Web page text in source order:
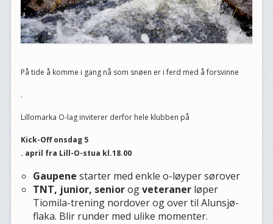
På tide å komme i gang nå som snøen er i ferd med å forsvinne
.
Lillomarka O-lag inviterer derfor hele klubben på
Kick-Off onsdag 5
. april fra Lill-O-stua kl.18.00
Gaupene starter med enkle o-løyper sørover
TNT, junior, seniorogveteranerløper
Tiomila-trening nordover og over til Alunsjø-
flaka. Blir runder med ulike momenter.